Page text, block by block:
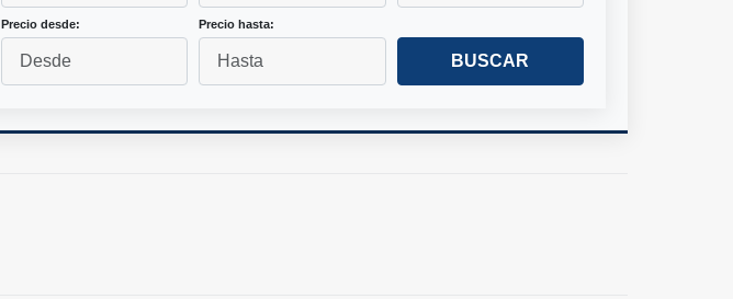
Precio desde: Precio hasta:
BUSCAR